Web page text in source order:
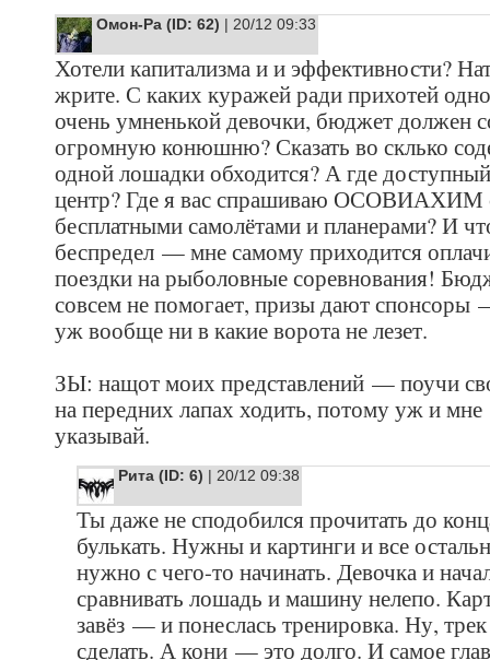
Омон-Ра (ID: 62) | 20/12 09:33
Хотели капитализма и и эффективности?
жрите. С каких куражей ради прихотей
очень умненькой девочки, бюджет должен
огромную конюшню? Сказать во склько
одной лошадки обходится? А где
центр? Где я вас спрашиваю ОСОВИАХИМ
бесплатными самолётами и планерами? И
беспредел — мне самому приходится
поездки на рыболовные соревнования!
совсем не помогает, призы дают спонсоры
уж вообще ни в какие ворота не лезет.
ЗЫ: нащот моих представлений — поучи
на передних лапах ходить, потому уж и мне
указывай.
Рита (ID: 6) | 20/12 09:38
Ты даже не сподобился прочитать до
булькать. Нужны и картинги и все
нужно с чего-то начинать. Девочка и
сравнивать лошадь и машину нелепо.
завёз — и понеслась тренировка. Ну,
сделать. А кони — это долго. И самое